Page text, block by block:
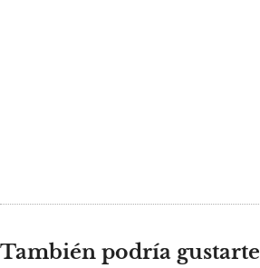
También podría gustarte